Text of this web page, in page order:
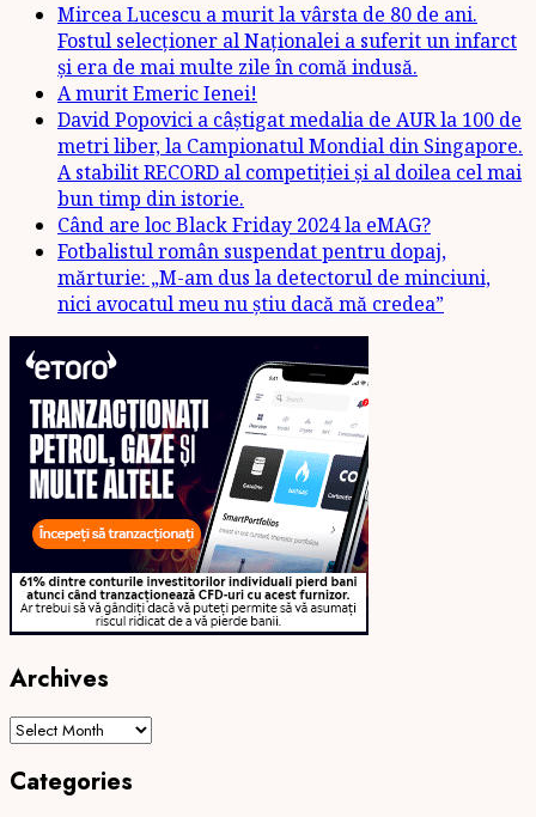
Mircea Lucescu a murit la vârsta de 80 de ani.
Fostul selecționer al Naționalei a suferit un infarct
și era de mai multe zile în comă indusă.
A murit Emeric Ienei!
David Popovici a câștigat medalia de AUR la 100 de
metri liber, la Campionatul Mondial din Singapore.
A stabilit RECORD al competiției și al doilea cel mai
bun timp din istorie.
Când are loc Black Friday 2024 la eMAG?
Fotbalistul român suspendat pentru dopaj,
mărturie: „M-am dus la detectorul de minciuni,
nici avocatul meu nu știu dacă mă credea”
Archives
Archives
Categories